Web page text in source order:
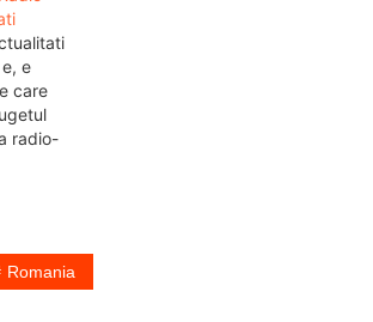
nu
e
care
radio-
in
sa
Romania